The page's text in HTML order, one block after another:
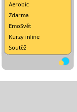
Aerobic
Zdarma
EmoSvět
Kurzy inline
Soutěž